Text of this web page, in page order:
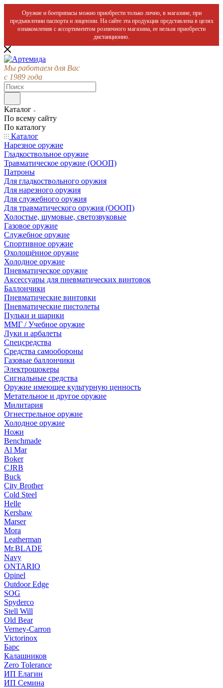
Оружие и боеприпасы можно приобрести только лично, в магазине, при
предъявлении паспорта и лицензии. На сайте эта продукция представлена в целях
ознакомления с ассортиментом розничного магазина, ее нельзя приобрести
дистанционно.
Мы работаем для Вас
с 1989 года
Каталог
По всему сайту
По каталогу
Каталог
Нарезное оружие
Гладкоствольное оружие
Травматическое оружие (ОООП)
Патроны
Для гладкоствольного оружия
Для нарезного оружия
Для служебного оружия
Для травматического оружия (ОООП)
Холостые, шумовые, светозвуковые
Газовое оружие
Служебное оружие
Спортивное оружие
Охолощённое оружие
Холодное оружие
Пневматическое оружие
Аксессуары для пневматических винтовок
Баллончики
Пневматические винтовки
Пневматические пистолеты
Пульки и шарики
ММГ / Учебное оружие
Луки и арбалеты
Спецсредства
Средства самообороны
Газовые баллончики
Электрошокеры
Сигнальные средства
Оружие имеющее культурную ценность
Метательное и другое оружие
Милитария
Огнестрельное оружие
Холодное оружие
Ножи
Benchmade
Al Mar
Boker
CJRB
Buck
City Brother
Cold Steel
Helle
Kershaw
Marser
Mora
Leatherman
Mr.BLADE
Navy
ONTARIO
Opinel
Outdoor Edge
SOG
Spyderco
Stell Will
Old Bear
Verney-Carron
Victorinox
Барс
Калашников
Zero Tolerance
ИП Елагин
ИП Семина